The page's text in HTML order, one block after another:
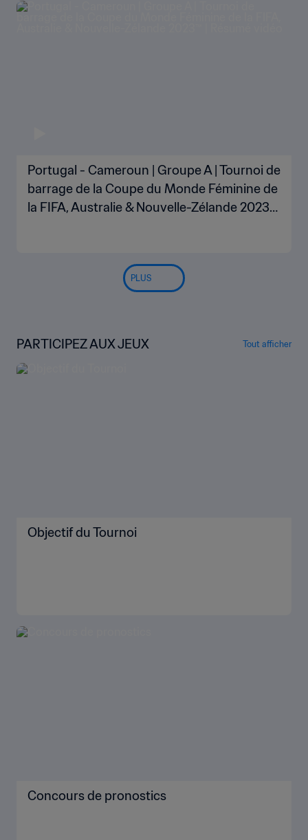
Portugal - Cameroun | Groupe A | Tournoi de
barrage de la Coupe du Monde Féminine de
la FIFA, Australie & Nouvelle-Zélande 2023™
PLUS
PARTICIPEZ AUX JEUX Tout afficher
Objectif du Tournoi
Concours de pronostics